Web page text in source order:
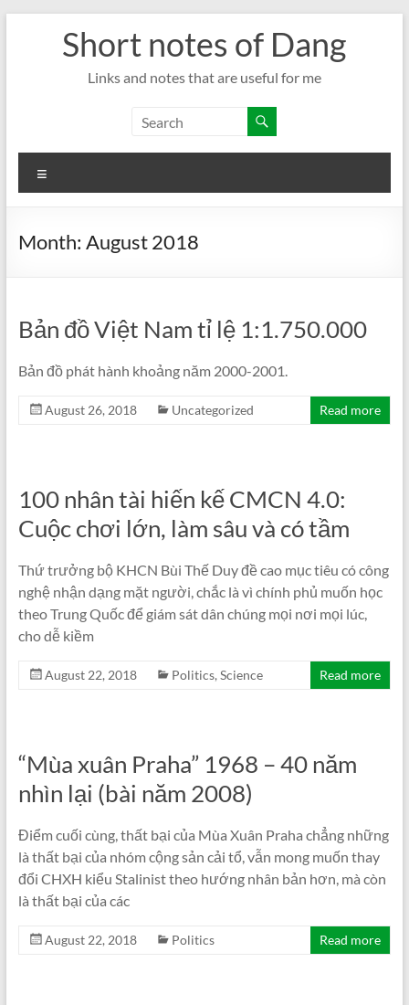
Short notes of Dang
Links and notes that are useful for me
Month: August 2018
Bản đồ Việt Nam tỉ lệ 1:1.750.000
Bản đồ phát hành khoảng năm 2000-2001.
August 26, 2018 Uncategorized Read more
100 nhân tài hiến kế CMCN 4.0:
Cuộc chơi lớn, làm sâu và có tầm
Thứ trưởng bộ KHCN Bùi Thế Duy đề cao mục tiêu có công
nghệ nhận dạng mặt người, chắc là vì chính phủ muốn học
theo Trung Quốc để giám sát dân chúng mọi nơi mọi lúc,
cho dễ kiềm
August 22, 2018 Politics, Science Read more
“Mùa xuân Praha” 1968 – 40 năm
nhìn lại (bài năm 2008)
Điểm cuối cùng, thất bại của Mùa Xuân Praha chẳng những
là thất bại của nhóm cộng sản cải tổ, vẫn mong muốn thay
đổi CHXH kiểu Stalinist theo hướng nhân bản hơn, mà còn
là thất bại của các
August 22, 2018 Politics Read more